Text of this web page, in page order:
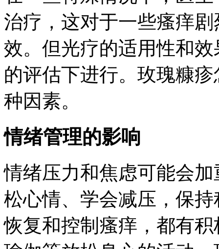
治疗，这对于一些瘙痒
效。但光疗的适用性和
的评估下进行。玫瑰糠
种因素。
情绪管理的影响
情绪压力和焦虑可能会
松心情、学会减压，保
恢复和控制瘙痒，都有